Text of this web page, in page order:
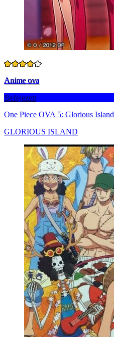
Anime ova
Befejezett
One Piece OVA 5: Glorious Island
GLORIOUS ISLAND